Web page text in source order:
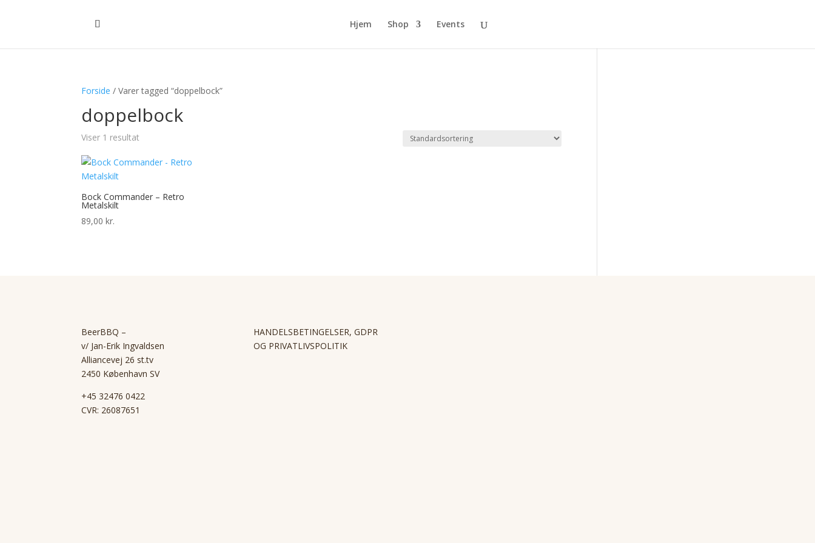
Hjem Shop Events
Forside / Varer tagged “doppelbock”
doppelbock
Viser 1 resultat
Bock Commander – Retro
Metalskilt
89,00kr.
BeerBBQ –
v/ Jan-Erik Ingvaldsen
Alliancevej 26 st.tv
2450 København SV
+45 32476 0422
CVR: 26087651
HANDELSBETINGELSER, GDPR
OG PRIVATLIVSPOLITIK